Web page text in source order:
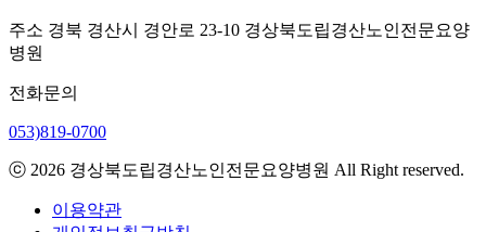
주소 경북 경산시 경안로 23-10 경상북도립경산노인전문요양
병원
전화문의
053)819-0700
ⓒ 2026 경상북도립경산노인전문요양병원 All Right reserved.
이용약관